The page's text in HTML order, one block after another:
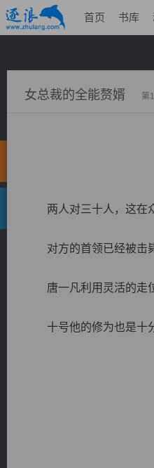
首页 书库
女总裁的全能赘婿 第
两人对三十人，这在众
对方的首领已经被击毙
唐一凡利用灵活的走位
十号他的修为也是十分